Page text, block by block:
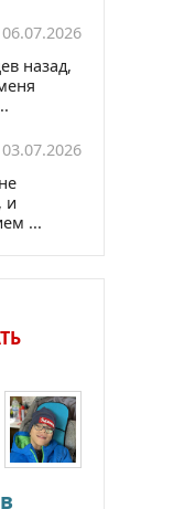
06.07.2026
назад,
03.07.2026
и
...